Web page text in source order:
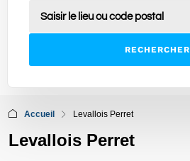
RECHERCHER
Accueil Levallois Perret
Levallois Perret